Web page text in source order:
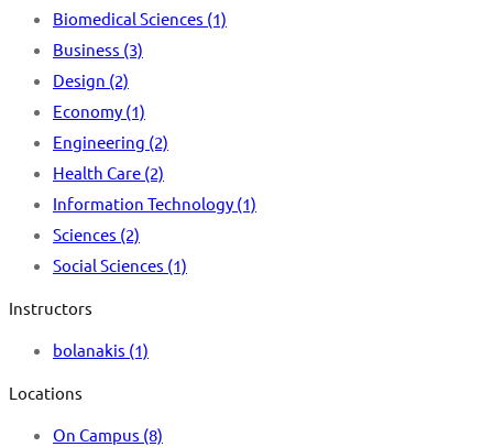
Biomedical Sciences (1)
Business (3)
Design (2)
Economy (1)
Engineering (2)
Health Care (2)
Information Technology (1)
Sciences (2)
Social Sciences (1)
Instructors
bolanakis (1)
Locations
On Campus (8)